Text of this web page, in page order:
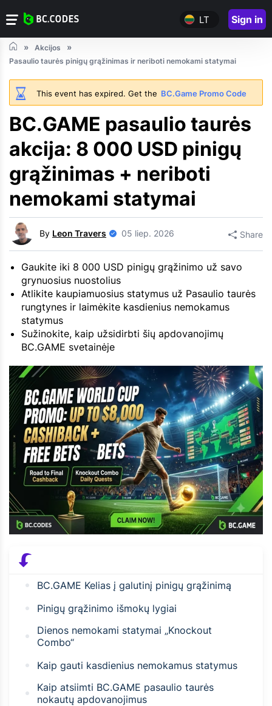
LT Sign in
Akcijos
Pasaulio taurės pinigų grąžinimas ir neriboti nemokami statymai
This event has expired. Get the BC.Game Promo Code
BC.GAME pasaulio taurės
akcija: 8 000 USD pinigų
grąžinimas + neriboti
nemokami statymai
By Leon Travers 05 liep. 2026 Share
Gaukite iki 8 000 USD pinigų grąžinimo už savo
grynuosius nuostolius
Atlikite kaupiamuosius statymus už Pasaulio taurės
rungtynes ir laimėkite kasdienius nemokamus
statymus
Sužinokite, kaip užsidirbti šių apdovanojimų
BC.GAME svetainėje
BC.GAME Kelias į galutinį pinigų grąžinimą
Pinigų grąžinimo išmokų lygiai
Dienos nemokami statymai „Knockout
Combo“
Kaip gauti kasdienius nemokamus statymus
Kaip atsiimti BC.GAME pasaulio taurės
nokautų apdovanojimus